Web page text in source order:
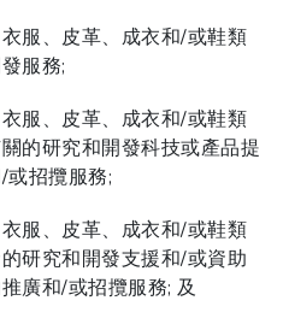
服、皮革、成衣和/或鞋類
服務;
服、皮革、成衣和/或鞋類
的研究和開發科技或產品提
招攬服務;
服、皮革、成衣和/或鞋類
研究和開發支援和/或資助
廣和/或招攬服務; 及